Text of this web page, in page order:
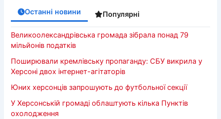
Останні новини Популярні
Великоолександрівська громада зібрала понад 79
мільйонів податків
Поширювали кремлівську пропаганду: СБУ викрила у
Херсоні двох інтернет-агітаторів
Юних херсонців запрошують до футбольної секції
У Херсонській громаді облаштують кілька Пунктів
охолодження